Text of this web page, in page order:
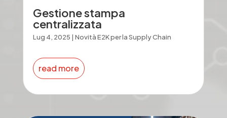
Gestione stampa
centralizzata
Lug 4, 2025 | Novità E2K per la Supply Chain
read more